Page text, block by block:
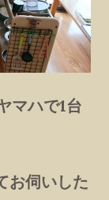
マハで1台
お伺いした